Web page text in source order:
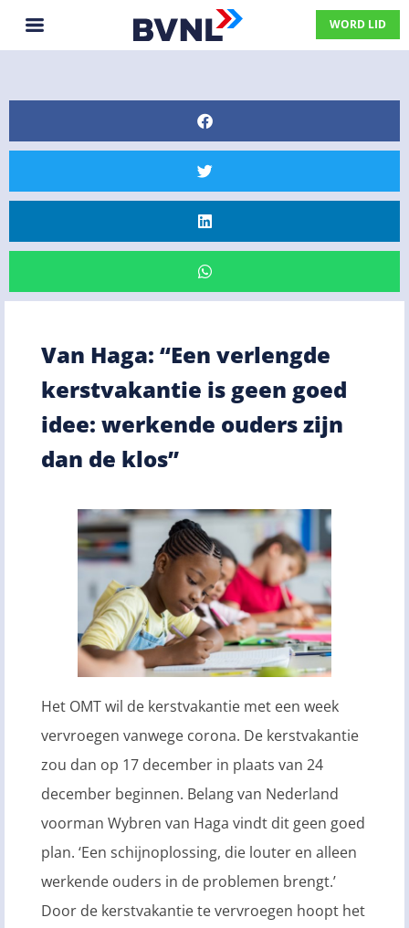
WORD LID
Van Haga: “Een verlengde
kerstvakantie is geen goed
idee: werkende ouders zijn
dan de klos”
Het OMT wil de kerstvakantie met een week
vervroegen vanwege corona. De kerstvakantie
zou dan op 17 december in plaats van 24
december beginnen. Belang van Nederland
voorman Wybren van Haga vindt dit geen goed
plan. ‘Een schijnoplossing, die louter en alleen
werkende ouders in de problemen brengt.’
Door de kerstvakantie te vervroegen hoopt het